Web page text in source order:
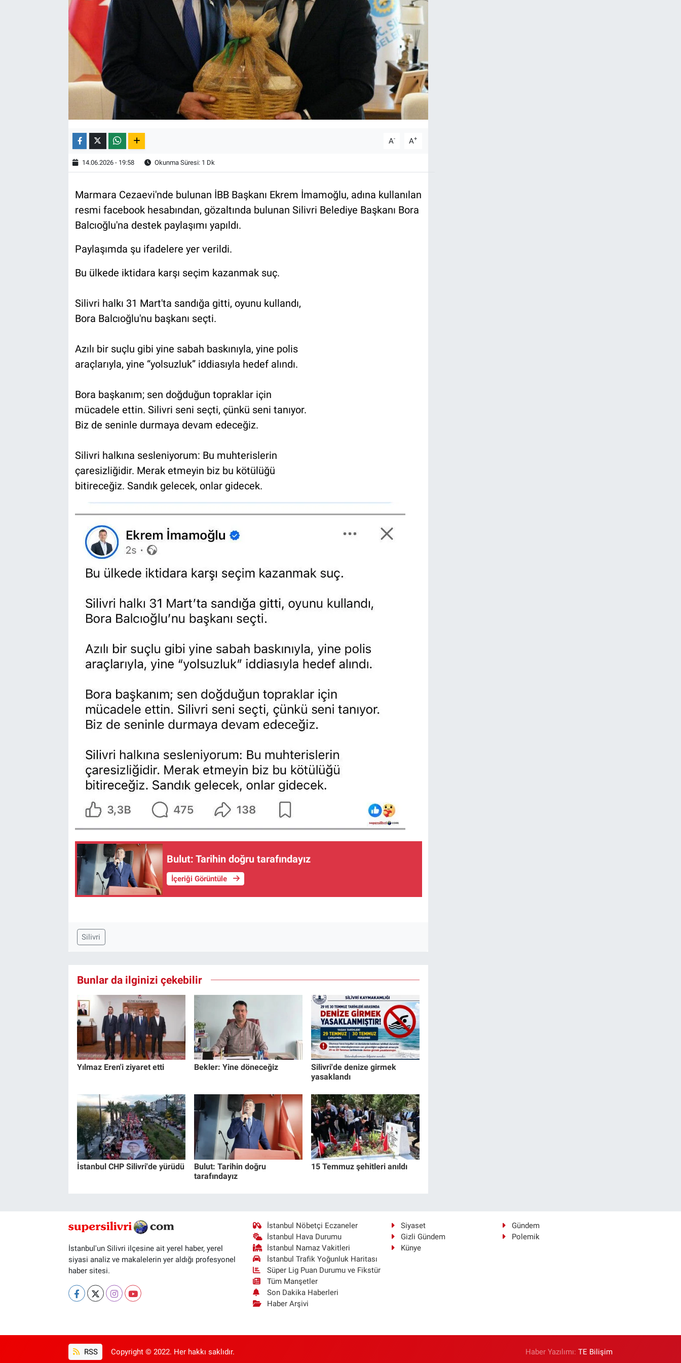
A- A+
14.06.2026 - 19:58 Okunma Süresi: 1 Dk
Marmara Cezaevi'nde bulunan İBB Başkanı Ekrem İmamoğlu, adına kullanılan
resmi facebook hesabından, gözaltında bulunan Silivri Belediye Başkanı Bora
Balcıoğlu'na destek paylaşımı yapıldı.
Paylaşımda şu ifadelere yer verildi.
Bu ülkede iktidara karşı seçim kazanmak suç.
Silivri halkı 31 Mart'ta sandığa gitti, oyunu kullandı,
Bora Balcıoğlu'nu başkanı seçti.
Azılı bir suçlu gibi yine sabah baskınıyla, yine polis
araçlarıyla, yine “yolsuzluk” iddiasıyla hedef alındı.
Bora başkanım; sen doğduğun topraklar için
mücadele ettin. Silivri seni seçti, çünkü seni tanıyor.
Biz de seninle durmaya devam edeceğiz.
Silivri halkına sesleniyorum: Bu muhterislerin
çaresizliğidir. Merak etmeyin biz bu kötülüğü
bitireceğiz. Sandık gelecek, onlar gidecek.
Bulut: Tarihin doğru tarafındayız
İçeriği Görüntüle
Silivri
Bunlar da ilginizi çekebilir
Yılmaz Eren'i ziyaret etti Bekler: Yine döneceğiz
Silivri'de denize girmek
yasaklandı
İstanbul CHP Silivri'de yürüdü
Bulut: Tarihin doğru
tarafındayız
15 Temmuz şehitleri anıldı
İstanbul'un Silivri ilçesine ait yerel haber, yerel
siyasi analiz ve makalelerin yer aldığı profesyonel
haber sitesi.
İstanbul Nöbetçi Eczaneler
İstanbul Hava Durumu
İstanbul Namaz Vakitleri
İstanbul Trafik Yoğunluk Haritası
Süper Lig Puan Durumu ve Fikstür
Tüm Manşetler
Son Dakika Haberleri
Haber Arşivi
Siyaset
Gündem
Gizli Gündem
Polemik
Künye
RSS Copyright © 2022. Her hakkı saklıdır. Haber Yazılımı:TE Bilişim